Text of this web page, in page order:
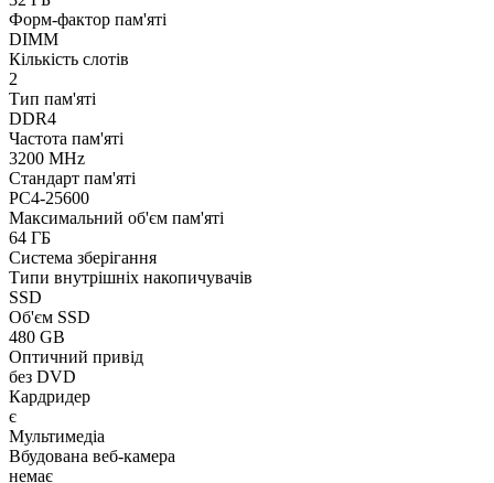
Форм-фактор пам'яті
DIMM
Кількість слотів
2
Тип пам'яті
DDR4
Частота пам'яті
3200 MHz
Стандарт пам'яті
PC4-25600
Максимальний об'єм пам'яті
64 ГБ
Система зберігання
Типи внутрішніх накопичувачів
SSD
Об'єм SSD
480 GB
Оптичний привід
без DVD
Кардридер
є
Мультимедіа
Вбудована веб-камера
немає